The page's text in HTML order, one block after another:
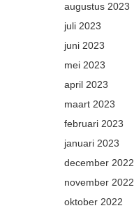
augustus 2023
juli 2023
juni 2023
mei 2023
april 2023
maart 2023
februari 2023
januari 2023
december 2022
november 2022
oktober 2022